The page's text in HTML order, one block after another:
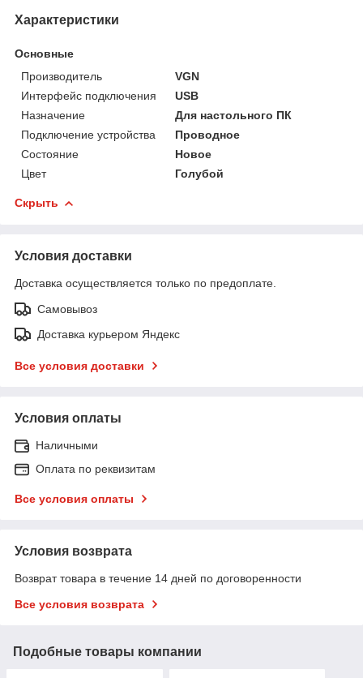
Характеристики
Основные
Производитель
VGN
Интерфейс подключения
USB
Назначение
Для настольного ПК
Подключение устройства
Проводное
Состояние
Новое
Цвет
Голубой
Скрыть
Условия доставки
Доставка осуществляется только по предоплате.
Самовывоз
Доставка курьером Яндекс
Все условия доставки
Условия оплаты
Наличными
Оплата по реквизитам
Все условия оплаты
Условия возврата
Возврат товара в течение 14 дней по договоренности
Все условия возврата
Подобные товары компании